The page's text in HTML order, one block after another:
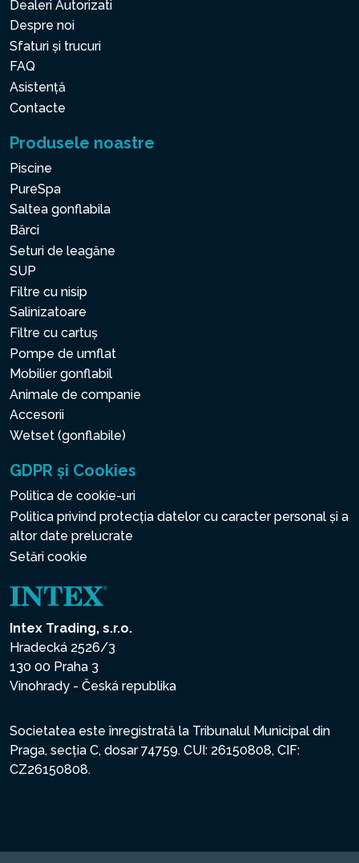
Dealeri Autorizati
Despre noi
Sfaturi și trucuri
FAQ
Asistență
Contacte
Produsele noastre
Piscine
PureSpa
Saltea gonflabila
Bărci
Seturi de leagăne
SUP
Filtre cu nisip
Salinizatoare
Filtre cu cartuș
Pompe de umflat
Mobilier gonflabil
Animale de companie
Accesorii
Wetset (gonflabile)
GDPR și Cookies
Politica de cookie-uri
Politica privind protecția datelor cu caracter personal și a
altor date prelucrate
Setări cookie
Intex Trading, s.r.o.
Hradecká 2526/3
130 00 Praha 3
Vinohrady - Česká republika
Societatea este înregistrată la Tribunalul Municipal din
Praga, secția C, dosar 74759. CUI: 26150808, CIF:
CZ26150808.